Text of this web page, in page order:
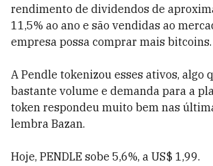
rendimento de dividendos de
11,5% ao ano e são vendidas ao
empresa possa comprar mais bitcoins.
A Pendle tokenizou esses ativos, algo
bastante volume e demanda para a
token respondeu muito bem nas
lembra Bazan.
Hoje, PENDLE sobe 5,6%, a US$ 1,99.